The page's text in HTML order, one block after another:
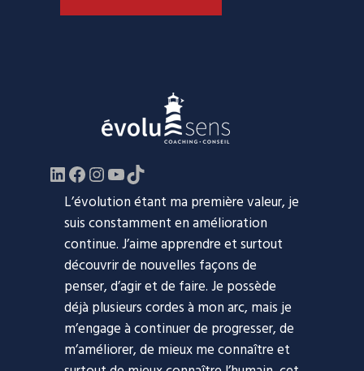
LinkedIn
Facebook
https://www.instagram.com/
YouTube
TikTok
L’évolution étant ma première valeur, je
suis constamment en amélioration
continue. J’aime apprendre et surtout
découvrir de nouvelles façons de
penser, d’agir et de faire. Je possède
déjà plusieurs cordes à mon arc, mais je
m’engage à continuer de progresser, de
m’améliorer, de mieux me connaître et